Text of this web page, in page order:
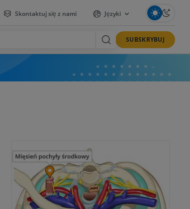
Skontaktuj się z nami Języki
SUBSKRYBUJ